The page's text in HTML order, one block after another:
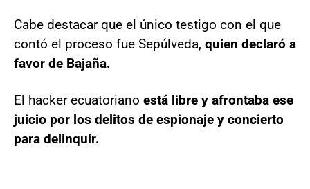
Cabe destacar que el único testigo con el que
contó el proceso fue Sepúlveda, quien declaró a
favor de Bajaña.
El hacker ecuatoriano está libre y afrontaba ese
juicio por los delitos de espionaje y concierto
para delinquir.